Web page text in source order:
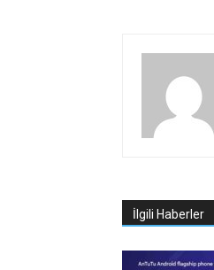
İlgili Haberler